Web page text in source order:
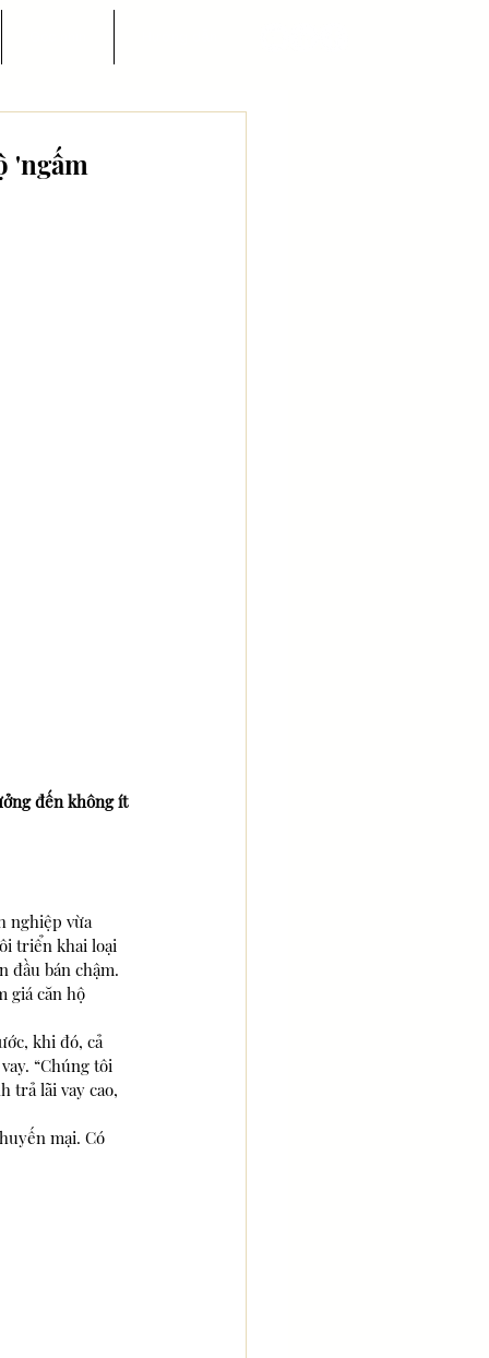
'ngấm
đến không ít
nghiệp vừa
triển khai loại
đầu bán chậm.
giá căn hộ
khi đó, cả
“Chúng tôi
trả lãi vay cao,
mại. Có